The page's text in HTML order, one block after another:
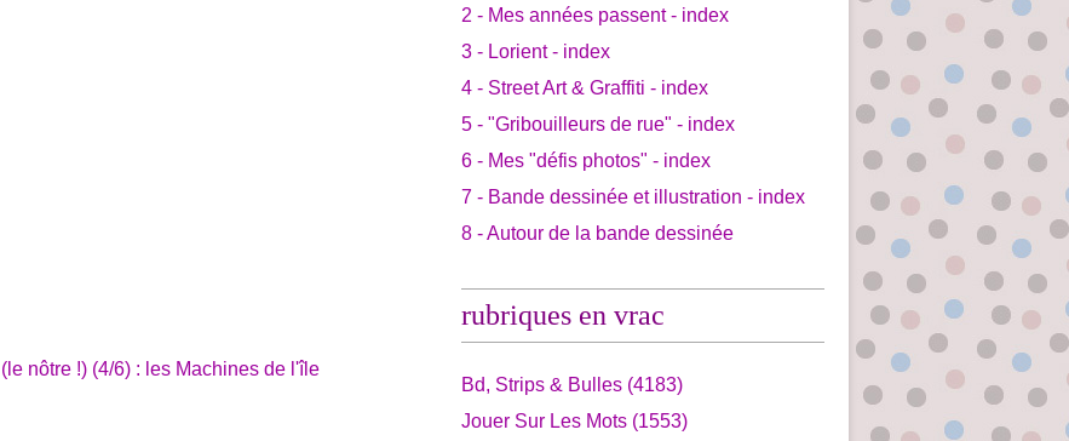
2 - Mes années passent - index
3 - Lorient - index
4 - Street Art & Graffiti - index
5 - "Gribouilleurs de rue" - index
6 - Mes "défis photos" - index
7 - Bande dessinée et illustration - index
8 - Autour de la bande dessinée
rubriques en vrac
Bd, Strips & Bulles (4183)
Jouer Sur Les Mots (1553)